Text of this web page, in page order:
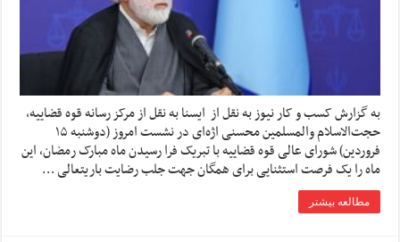
به گزارش کسب و کار نیوز به نقل از ایسنا به نقل از مرکز رسانه قوه قضاییه،
حجت‌الاسلام والمسلمین محسنی اژه‌ای در نشست امروز (دوشنبه ۱۵
فروردین) شورای عالی قوه قضاییه با تبریک فرا رسیدن ماه مبارک رمضان، این
ماه را یک فرصت استثنایی برای همگان جهت جلب رضایت باریتعالی …
مطالعه بیشتر